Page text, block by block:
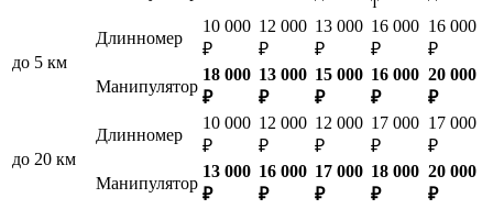
до 5 км
Длинномер
10 000
₽
12 000
₽
13 000
₽
16 000
₽
16 000
₽
Манипулятор
18 000
₽
13 000
₽
15 000
₽
16 000
₽
20 000
₽
до 20 км
Длинномер
10 000
₽
12 000
₽
12 000
₽
17 000
₽
17 000
₽
Манипулятор
13 000
₽
16 000
₽
17 000
₽
18 000
₽
20 000
₽